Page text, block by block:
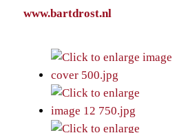
www.bartdrost.nl